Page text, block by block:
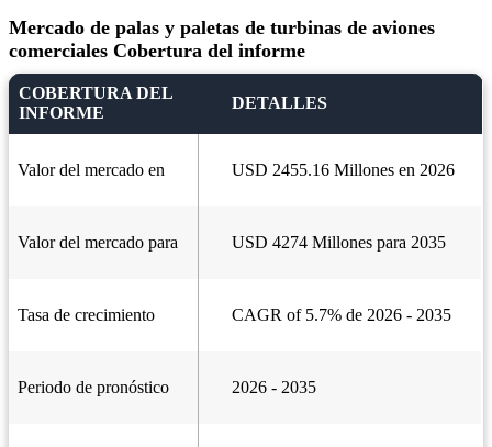
Mercado de palas y paletas de turbinas de aviones
comerciales Cobertura del informe
COBERTURA DEL
INFORME
DETALLES
Valor del mercado en USD 2455.16 Millones en 2026
Valor del mercado para USD 4274 Millones para 2035
Tasa de crecimiento CAGR of 5.7% de 2026 - 2035
Periodo de pronóstico 2026 - 2035